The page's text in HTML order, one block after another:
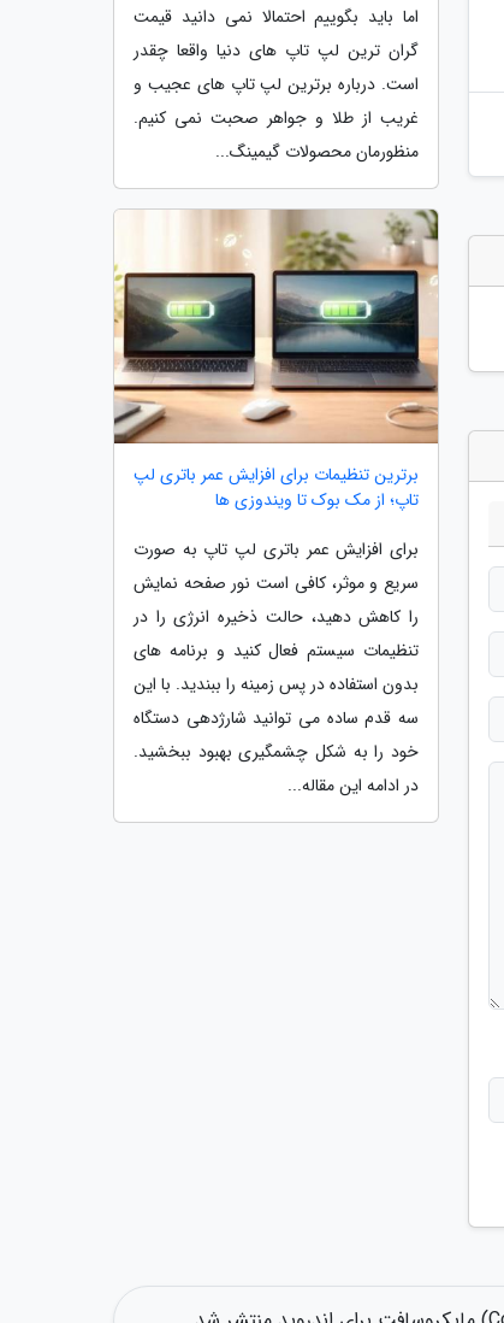
اما باید بگوییم احتمالا نمی دانید قیمت
گران ترین لپ تاپ های دنیا واقعا چقدر
است. درباره برترین لپ تاپ های عجیب و
غریب از طلا و جواهر صحبت نمی کنیم.
منظورمان محصولات گیمینگ...
برترین تنظیمات برای افزایش عمر باتری لپ
تاپ؛ از مک بوک تا ویندوزی ها
برای افزایش عمر باتری لپ تاپ به صورت
سریع و موثر، کافی است نور صفحه نمایش
را کاهش دهید، حالت ذخیره انرژی را در
تنظیمات سیستم فعال کنید و برنامه های
بدون استفاده در پس زمینه را ببندید. با این
سه قدم ساده می توانید شارژدهی دستگاه
خود را به شکل چشمگیری بهبود ببخشید.
در ادامه این مقاله...